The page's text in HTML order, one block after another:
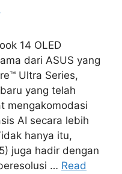
14 OLED
dari ASUS yang
Ultra Series,
yang telah
mengakomodasi
AI secara lebih
hanya itu,
juga hadir dengan
… Read